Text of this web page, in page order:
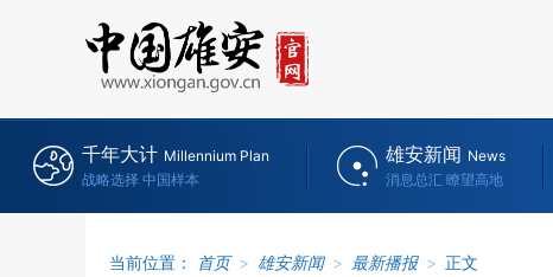
千年大计 Millennium Plan
战略选择 中国样本
雄安新闻 News
消息总汇 瞭望高地
当前位置： 首页 > 雄安新闻 > 最新播报 > 正文